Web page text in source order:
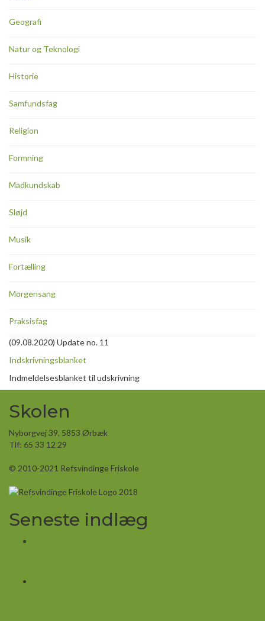
Geografi
Natur og Teknologi
Historie
Samfundsfag
Religion
Formning
Madkundskab
Sløjd
Musik
Fortælling
Morgensang
Praksisfag
(09.08.2020) Update no. 11
Indskrivningsblanket
Indmeldelsesblanket til udskrivning
Skolen
Nyborgvej 39, 5853 Ørbæk
Tlf: 65 33 12 29
© 2010-2021 Refsvindinge Friskole
Seneste indlæg